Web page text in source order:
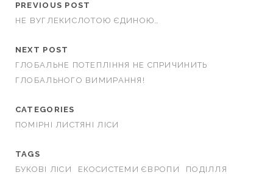
PREVIOUS POST
НЕ ВУГЛЕКИСЛОТОЮ ЄДИНОЮ…
NEXT POST
ГЛОБАЛЬНЕ ПОТЕПЛІННЯ НЕ СПРИЧИНИТЬ
ГЛОБАЛЬНОГО ВИМИРАННЯ!
CATEGORIES
ПОМІРНІ ЛИСТЯНІ ЛІСИ
TAGS
БУКОВІ ЛІСИ
ЕКОСИСТЕМИ ЄВРОПИ ПОДІЛЛЯ